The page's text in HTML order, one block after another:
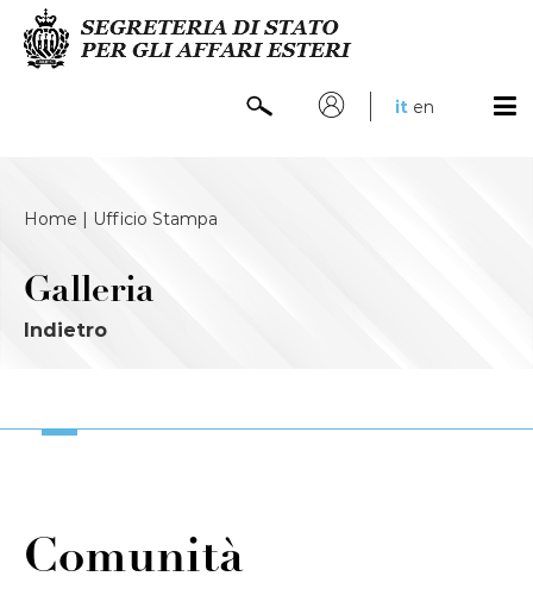
it en
Home | Ufficio Stampa
Galleria
Indietro
Comunità